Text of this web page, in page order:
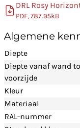
DRL Rosy
PDF, 787.95kB
Algemene
Diepte
Diepte vanaf wand
voorzijde
Kleur
Materiaal
RAL-nummer